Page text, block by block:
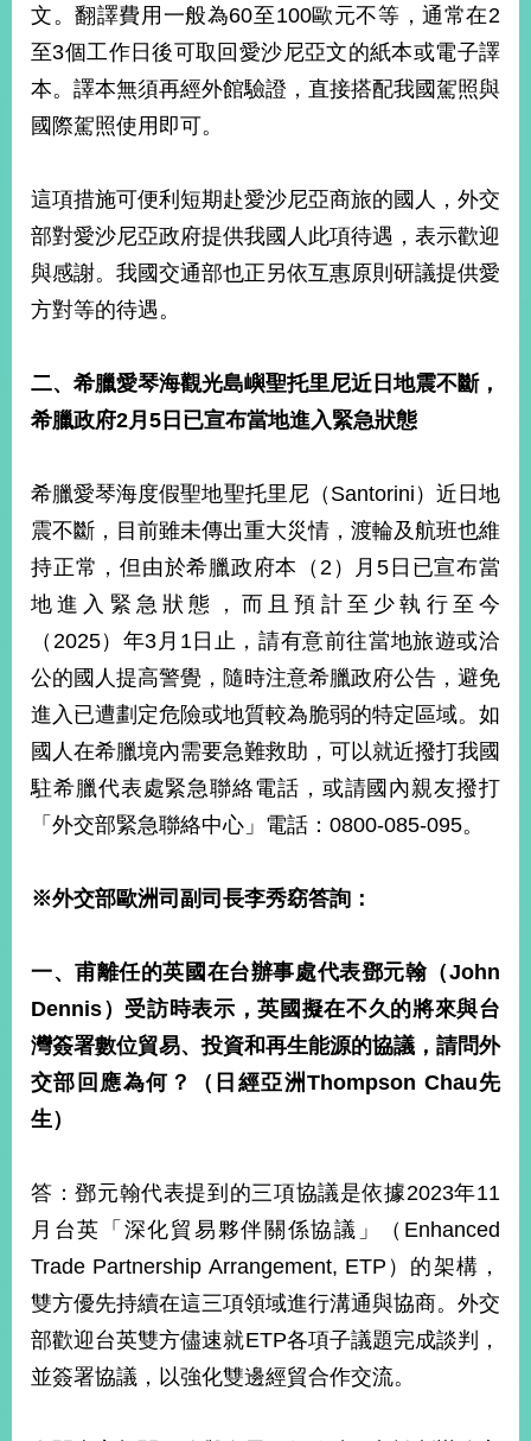
外
交
資
訊
家
與
地
區
國
播
資
訊
公
開
民
服
本
部
相
關
信
粉
專
LINEInstagram
X平台
(原推特)
APPYouTube
RSS
政
府
網
站
資
料
開
文。翻譯費用一般為60至100歐元不等，通常在2
至3個工作日後可取回愛沙尼亞文的紙本或電子譯
本。譯本無須再經外館驗證，直接搭配我國駕照與
國際駕照使用即可。
這項措施可便利短期赴愛沙尼亞商旅的國人，外交
部對愛沙尼亞政府提供我國人此項待遇，表示歡迎
與感謝。我國交通部也正另依互惠原則研議提供愛
方對等的待遇。
二、希臘愛琴海觀光島嶼聖托里尼近日地震不斷，
希臘政府2月 5 日已宣布當地進入緊急狀態
希臘愛琴海度假聖地聖托里尼（Santorini）近日地
震不斷，目前雖未傳出重大災情，渡輪及航班也維
持正常，但由於希臘政府本（2）月5日已宣布當
地進入緊急狀態，而且預計至少執行至今
（2025）年3月1日止，請有意前往當地旅遊或洽
公的國人提高警覺，隨時注意希臘政府公告，避免
進入已遭劃定危險或地質較為脆弱的特定區域。如
國人在希臘境內需要急難救助，可以就近撥打我國
駐希臘代表處緊急聯絡電話，或請國內親友撥打
「外交部緊急聯絡中心」電話：0800-085-095。
※外交部歐洲司副司長李秀窈答詢：
一、甫離任的英國在台辦事處代表鄧元翰（John
Dennis）受訪時表示，英國擬在不久的將來與台
灣簽署數位貿易、投資和再生能源的協議，請問外
交部回應為何？（日經亞洲Thompson Chau先
生）
答：鄧元翰代表提到的三項協議是依據2023年11
月台英「深化貿易夥伴關係協議」（Enhanced
Trade Partnership Arrangement, ETP）的架構，
雙方優先持續在這三項領域進行溝通與協商。外交
部歡迎台英雙方儘速就ETP各項子議題完成談判，
並簽署協議，以強化雙邊經貿合作交流。